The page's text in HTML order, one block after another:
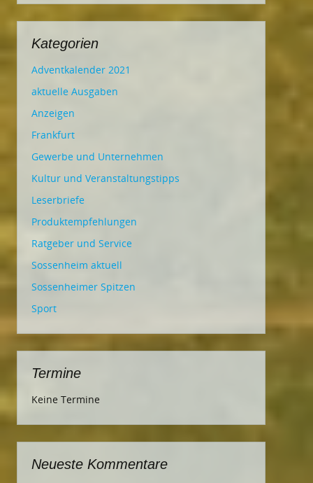
Kategorien
Adventkalender 2021
aktuelle Ausgaben
Anzeigen
Frankfurt
Gewerbe und Unternehmen
Kultur und Veranstaltungstipps
Leserbriefe
Produktempfehlungen
Ratgeber und Service
Sossenheim aktuell
Sossenheimer Spitzen
Sport
Termine
Keine Termine
Neueste Kommentare